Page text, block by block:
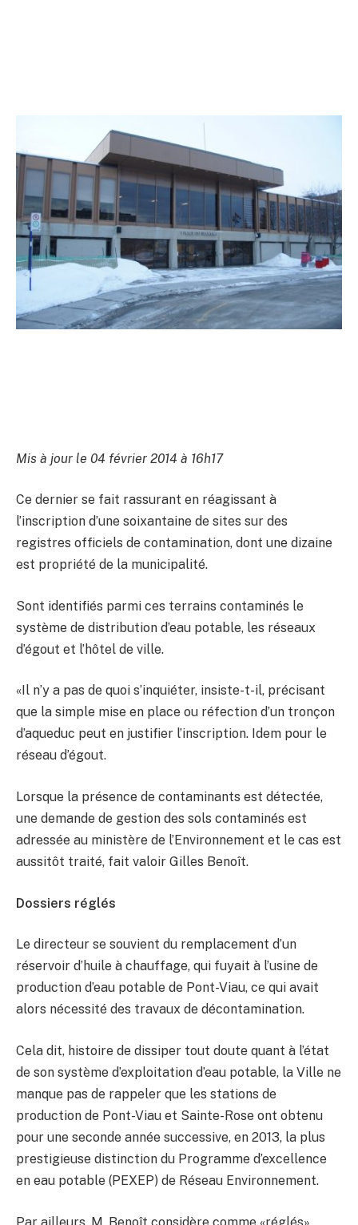
Mis à jour le 04 février 2014 à 16h17
Ce dernier se fait rassurant en réagissant à
l’inscription d’une soixantaine de sites sur des
registres officiels de contamination, dont une dizaine
est propriété de la municipalité.
Sont identifiés parmi ces terrains contaminés le
système de distribution d’eau potable, les réseaux
d’égout et l’hôtel de ville.
«Il n’y a pas de quoi s’inquiéter, insiste-t-il, précisant
que la simple mise en place ou réfection d’un tronçon
d’aqueduc peut en justifier l’inscription. Idem pour le
réseau d’égout.
Lorsque la présence de contaminants est détectée,
une demande de gestion des sols contaminés est
adressée au ministère de l’Environnement et le cas est
aussitôt traité, fait valoir Gilles Benoît.
Dossiers réglés
Le directeur se souvient du remplacement d’un
réservoir d’huile à chauffage, qui fuyait à l’usine de
production d’eau potable de Pont-Viau, ce qui avait
alors nécessité des travaux de décontamination.
Cela dit, histoire de dissiper tout doute quant à l’état
de son système d’exploitation d’eau potable, la Ville ne
manque pas de rappeler que les stations de
production de Pont-Viau et Sainte-Rose ont obtenu
pour une seconde année successive, en 2013, la plus
prestigieuse distinction du Programme d’excellence
en eau potable (PEXEP) de Réseau Environnement.
Par ailleurs, M. Benoît considère comme «réglés»